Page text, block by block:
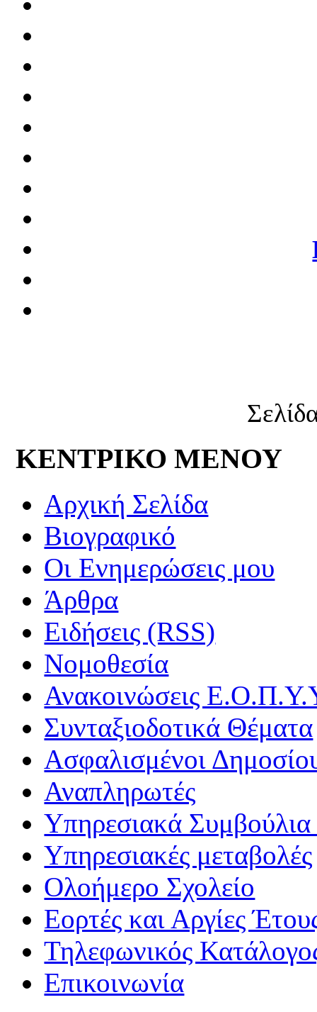
ΚΕΝΤΡΙΚΟ ΜΕΝΟΥ
Αρχική Σελίδα
Βιογραφικό
Οι Ενημερώσεις μου
Άρθρα
Ειδήσεις (RSS)
Νομοθεσία
Ανακοινώσεις
Συνταξιοδοτικά Θέματα
Ασφαλισμένοι
Αναπληρωτές
Υπηρεσιακά
Υπηρεσιακές μεταβολές
Ολοήμερο Σχολείο
Εορτές και Αργίες
Τηλεφωνικός
Επικοινωνία